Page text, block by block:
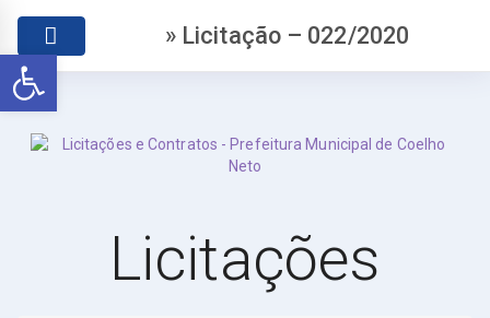
Abrir a barra de ferramentas
» Licitação – 022/2020
Licitações